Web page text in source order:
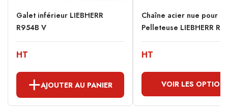
Galet inférieur LIEBHERR
R954B V
HT
AJOUTER AU PANIER
Chaîne acier nue pour
Pelleteuse LIEBHERR
HT
VOIR LES